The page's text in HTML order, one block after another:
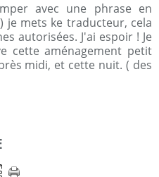
avec une phrase en
je mets ke traducteur, cela
autorisées. J'ai espoir ! Je
cette aménagement petit
midi, et cette nuit. ( des